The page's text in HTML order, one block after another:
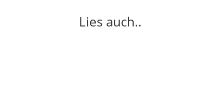
Lies auch..